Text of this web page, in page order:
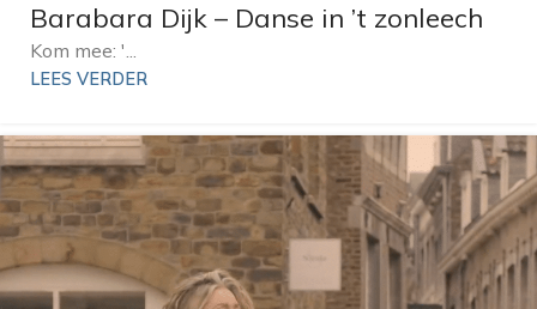
Barabara Dijk – Danse in ’t zonleech
Kom mee: '...
LEES VERDER